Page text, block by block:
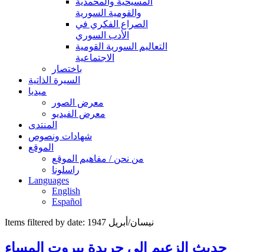
والقومية السورية
الصراع الفكري في
الأدب السوري
التعاليم السورية القومية
الاجتماعية
باختصار
السيرة الذاتية
ميديا
معرض الصور
معرض الفيديو
المنتدى
شهادات ونصوص
الموقع
من نحن / مفاهيم الموقع
راسلونا
Languages
English
Español
Items filtered by date: نيسان/أبريل 1947
حديث الزعيم إلى جريدة بيروت المساء